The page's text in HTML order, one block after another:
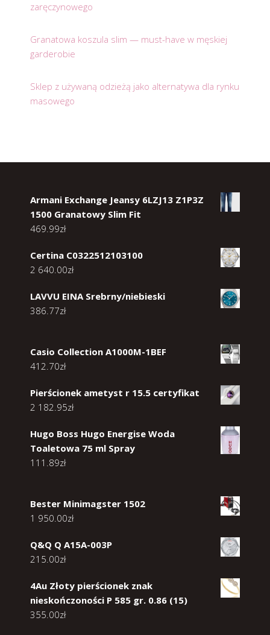
zaręczynowego
Granatowa koszula slim — must-have w męskiej
garderobie
Sklep z używaną odzieżą jako alternatywa dla rynku
masowego
Armani Exchange Jeansy 6LZJ13 Z1P3Z
1500 Granatowy Slim Fit
469.99zł
Certina C0322512103100
2 640.00zł
LAVVU EINA Srebrny/niebieski
386.77zł
Casio Collection A1000M-1BEF
412.70zł
Pierścionek ametyst r 15.5 certyfikat
2 182.95zł
Hugo Boss Hugo Energise Woda
Toaletowa 75 ml Spray
111.89zł
Bester Minimagster 1502
1 950.00zł
Q&Q Q A15A-003P
215.00zł
4Au Złoty pierścionek znak
nieskończoności P 585 gr. 0.86 (15)
355.00zł